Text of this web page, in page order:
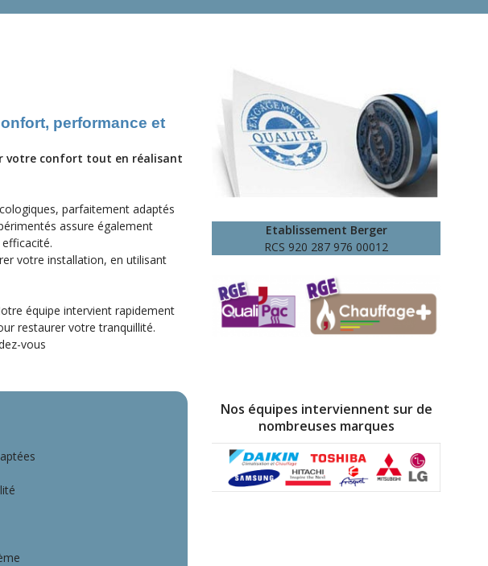
performance et
votre confort tout en réalisant
parfaitement adaptés
assure également
votre installation, en utilisant
équipe intervient rapidement
restaurer votre tranquillité.
vous
Etablissement Berger
RCS 920 287 976 00012
Nos équipes interviennent sur de
nombreuses marques